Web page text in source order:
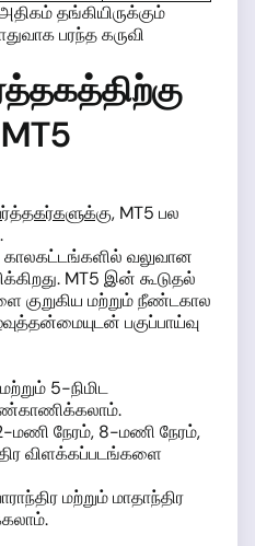
தங்கியிருக்கும்
பரந்த கருவி
, MT5 பல
காலகட்டங்களில் வலுவான
MT5 இன் கூடுதல்
குறுகிய மற்றும் நீண்டகால
பகுப்பாய்வு
5-நிமிட
மணி நேரம், 8-மணி நேரம்,
விளக்கப்படங்களை
மற்றும் மாதாந்திர